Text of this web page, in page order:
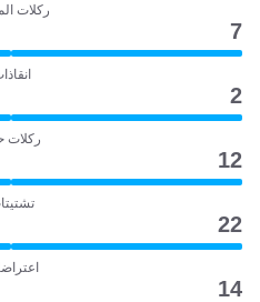
ركلات
7
2
ركلات
12
22
14